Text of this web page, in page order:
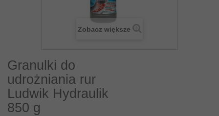
Zobacz większe
Granulki do
udrożniania rur
Ludwik Hydraulik
850 g